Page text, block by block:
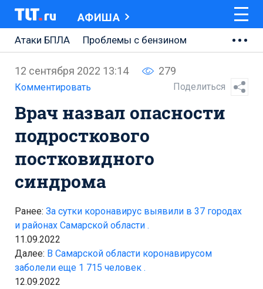
АФИША
Атаки БПЛА
Проблемы с бензином
Ремонт Центральной площади
Ремонт Обводного шоссе
Набережная Тольятти
Неделя Тольятти
12 сентября 2022 13:14 279
Комментировать Поделиться
Врач назвал опасности
подросткового
постковидного
синдрома
Ранее: За сутки коронавирус выявили в 37 городах
и районах Самарской области .
11.09.2022
Далее: В Самарской области коронавирусом
заболели еще 1 715 человек .
12.09.2022